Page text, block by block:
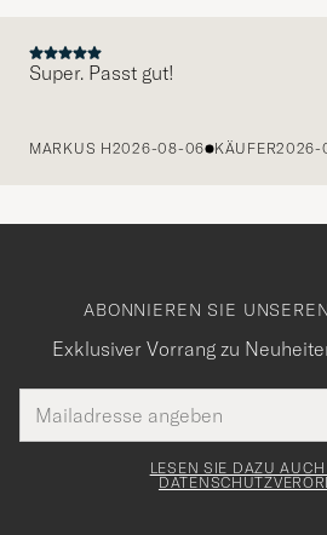
Super. Passt gut!
MARKUS H2026-08-06 KÄUFER2026-
ABONNIEREN SIE
Exklusiver Vorrang zu
Mail
Adresse
Tack
för
LESEN SIE DAZU